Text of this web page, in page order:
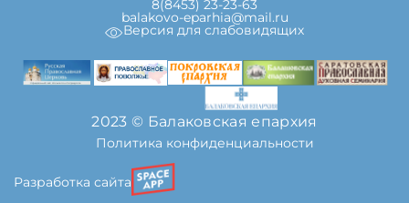
8(8453) 23-23-63
balakovo-eparhia@mail.ru
Версия для слабовидящих
2023 © Балаковская епархия
Политика конфиденциальности
Разработка сайта